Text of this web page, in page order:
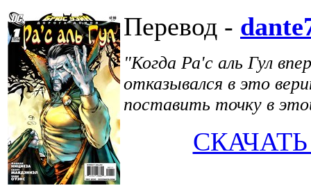
Перевод -
"Когда Ра'с аль Гул
отказывался в это
поставить точку в